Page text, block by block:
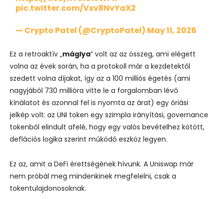
pic.twitter.com/Vxv8NvYaX2
— Crypto Patel (@CryptoPatel) May 11, 2026
Ez a retroaktív „máglya” volt az az összeg, ami elégett
volna az évek során, ha a protokoll már a kezdetektől
szedett volna díjakat, így az a 100 milliós égetés (ami
nagyjából 730 millióra vitte le a forgalomban lévő
kínálatot és azonnal fel is nyomta az árat) egy óriási
jelkép volt: az UNI token egy szimpla irányítási, governance
tokenből elindult afelé, hogy egy valós bevételhez kötött,
deflációs logika szerint működő eszköz legyen.
Ez az, amit a DeFi érettségének hívunk. A Uniswap már
nem próbál meg mindenkinek megfelelni, csak a
tokentulajdonosoknak.